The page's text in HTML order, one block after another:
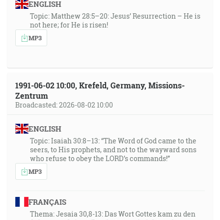
hľa, kameň, ktorý som položil pred Jozuu; na jednom
kameni sedem očí; hľa, vyrežem na ňom jeho rezbu,
hovorí Hospodin Zástupov, a odstránim neprávosť tej
zeme jedného dňa. Toho dňa, hovorí Hospodin
27:56
Hľa, môj služobník, ktorého podopriem, môj vyvolený,
v ktorom má záľubu moja duša! Dám svojho Ducha na
***odkaz je neúplný, neviem, či toto...***
28:43
A videl som a hľa, prostred trónu a tých štyroch
živých bytostí a prostred starcov stál Baránok, ako
siedmi duchovia Boží, poslaní na celú zem. [Zj 5:6]
ENGLISH
Topic: Matthew 28:5–20: Jesus’ Resurrection – He is
not here; for He is risen!
MP3
1991-06-02 10:00, Krefeld, Germany, Missions-
Zentrum
Broadcasted: 2026-08-02 10:00
ENGLISH
Topic: Isaiah 30:8–13: “The Word of God came to the
seers, to His prophets, and not to the wayward sons
who refuse to obey the LORD’s commands!”
MP3
FRANÇAIS
Thema: Jesaia 30,8-13: Das Wort Gottes kam zu den